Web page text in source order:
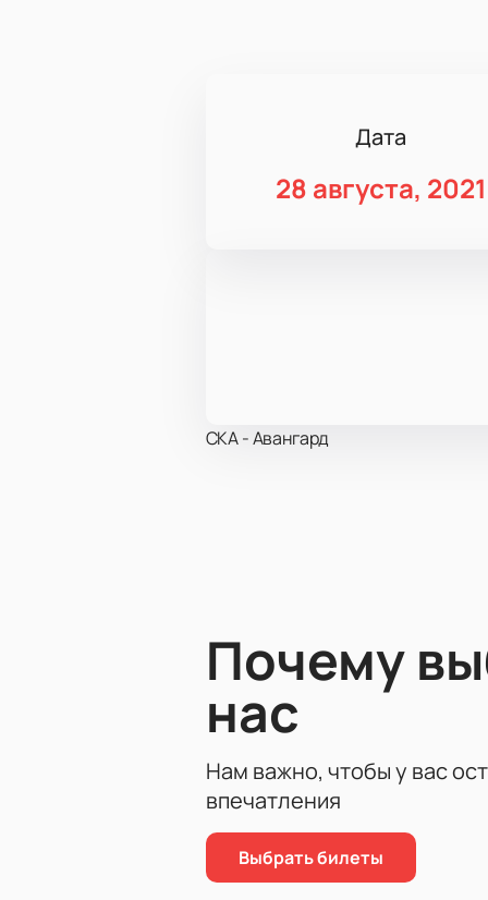
Дата
28 августа, 2021
СКА - Авангард
Почему
нас
Нам важно, чтобы у вас
впечатления
Выбрать билеты